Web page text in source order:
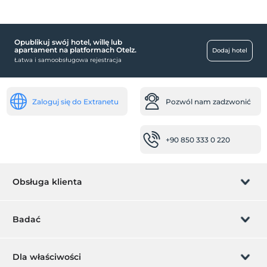
Zewnętrzny basen
dziecko
łóżeczko dziecięce
łóżeczko dla dziecka
Transfer lotniskowy (płatny)
klimatyzacja
Pokoje
Opublikuj swój hotel, willę lub
apartament na platformach Otelz.
Łatwa i samoobsługowa rejestracja
Dodaj hotel
Zaloguj się do Extranetu Pozwól nam zadzwonić
+90 850 333 0 220
Obsługa klienta
Zarządzanie rezerwacją
Badać
Karta podarunkowa
Dla właściwości